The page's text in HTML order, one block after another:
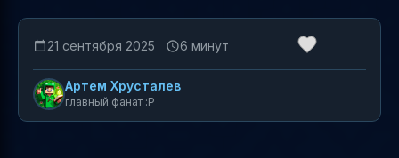
21 сентября 2025 6 минут
Артем Хрусталев
главный фанат :P